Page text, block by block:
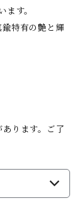
す。
特有の艶と輝
ります。ご了